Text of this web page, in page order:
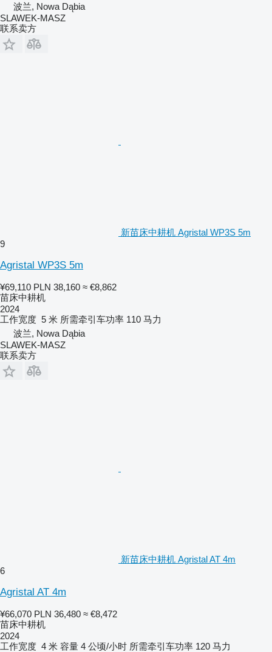
波兰, Nowa Dąbia
SLAWEK-MASZ
联系卖方
新苗床中耕机 Agristal WP3S 5m
9
Agristal WP3S 5m
¥69,110 PLN 38,160 ≈ €8,862
苗床中耕机
2024
工作宽度 5 米 所需牵引车功率 110 马力
波兰, Nowa Dąbia
SLAWEK-MASZ
联系卖方
新苗床中耕机 Agristal AT 4m
6
Agristal AT 4m
¥66,070 PLN 36,480 ≈ €8,472
苗床中耕机
2024
工作宽度 4 米 容量 4 公顷/小时 所需牵引车功率 120 马力